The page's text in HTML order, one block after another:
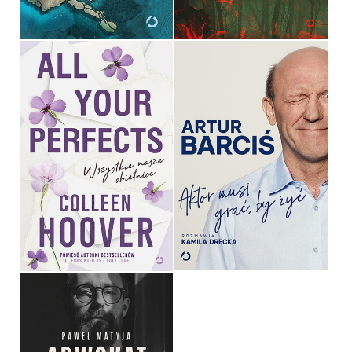
ALL YOUR PERFECTS.
WSZYSTKIE NASZE
OBIETNICE
COLLEEN HOOVER
OPRAWA MIĘKKA
49,99 ZŁ
AKTOR MUSI GRAĆ, BY
ŻYĆ
KAMILA DRECKA, ARTUR
BARCIŚ
OPRAWA TWARDA
49,99 ZŁ